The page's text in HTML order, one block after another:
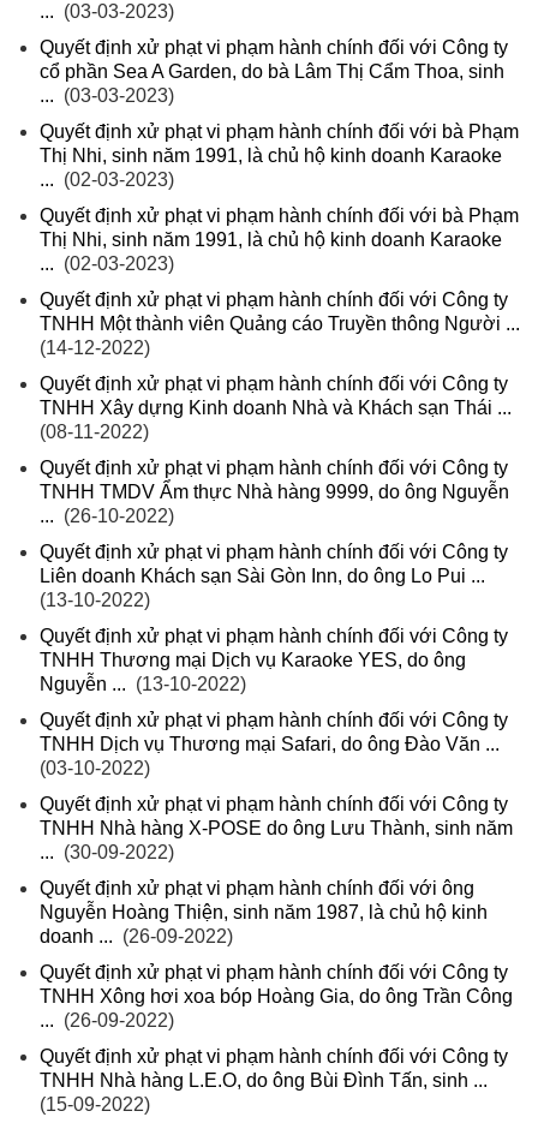
... (03-03-2023)
Quyết định xử phạt vi phạm hành chính đối với Công ty
cổ phần Sea A Garden, do bà Lâm Thị Cẩm Thoa, sinh
... (03-03-2023)
Quyết định xử phạt vi phạm hành chính đối với bà Phạm
Thị Nhi, sinh năm 1991, là chủ hộ kinh doanh Karaoke
... (02-03-2023)
Quyết định xử phạt vi phạm hành chính đối với bà Phạm
Thị Nhi, sinh năm 1991, là chủ hộ kinh doanh Karaoke
... (02-03-2023)
Quyết định xử phạt vi phạm hành chính đối với Công ty
TNHH Một thành viên Quảng cáo Truyền thông Người ...
(14-12-2022)
Quyết định xử phạt vi phạm hành chính đối với Công ty
TNHH Xây dựng Kinh doanh Nhà và Khách sạn Thái ...
(08-11-2022)
Quyết định xử phạt vi phạm hành chính đối với Công ty
TNHH TMDV Ẩm thực Nhà hàng 9999, do ông Nguyễn
... (26-10-2022)
Quyết định xử phạt vi phạm hành chính đối với Công ty
Liên doanh Khách sạn Sài Gòn Inn, do ông Lo Pui ...
(13-10-2022)
Quyết định xử phạt vi phạm hành chính đối với Công ty
TNHH Thương mại Dịch vụ Karaoke YES, do ông
Nguyễn ... (13-10-2022)
Quyết định xử phạt vi phạm hành chính đối với Công ty
TNHH Dịch vụ Thương mại Safari, do ông Đào Văn ...
(03-10-2022)
Quyết định xử phạt vi phạm hành chính đối với Công ty
TNHH Nhà hàng X-POSE do ông Lưu Thành, sinh năm
... (30-09-2022)
Quyết định xử phạt vi phạm hành chính đối với ông
Nguyễn Hoàng Thiện, sinh năm 1987, là chủ hộ kinh
doanh ... (26-09-2022)
Quyết định xử phạt vi phạm hành chính đối với Công ty
TNHH Xông hơi xoa bóp Hoàng Gia, do ông Trần Công
... (26-09-2022)
Quyết định xử phạt vi phạm hành chính đối với Công ty
TNHH Nhà hàng L.E.O, do ông Bùi Đình Tấn, sinh ...
(15-09-2022)